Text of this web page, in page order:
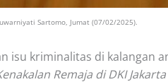
Sartomo, Jumat (07/02/2025).
isu kriminalitas di kalangan
Remaja di DKI Jakarta